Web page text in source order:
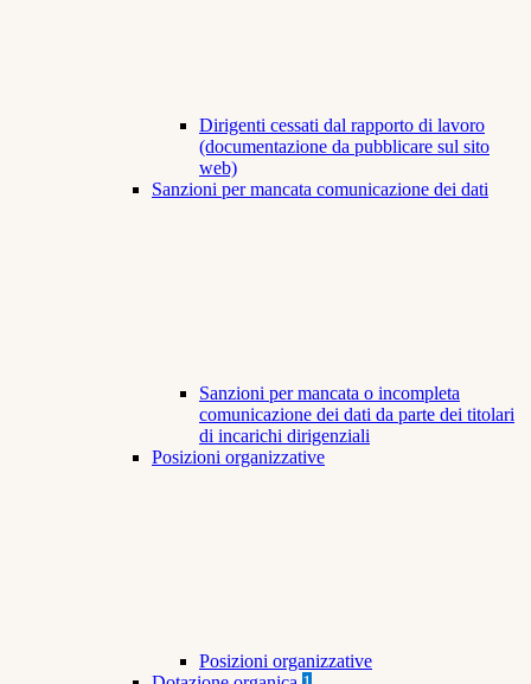
Dirigenti cessati dal rapporto di lavoro
(documentazione da pubblicare sul sito
web)
Sanzioni per mancata comunicazione dei dati
Sanzioni per mancata o incompleta
comunicazione dei dati da parte dei titolari
di incarichi dirigenziali
Posizioni organizzative
Posizioni organizzative